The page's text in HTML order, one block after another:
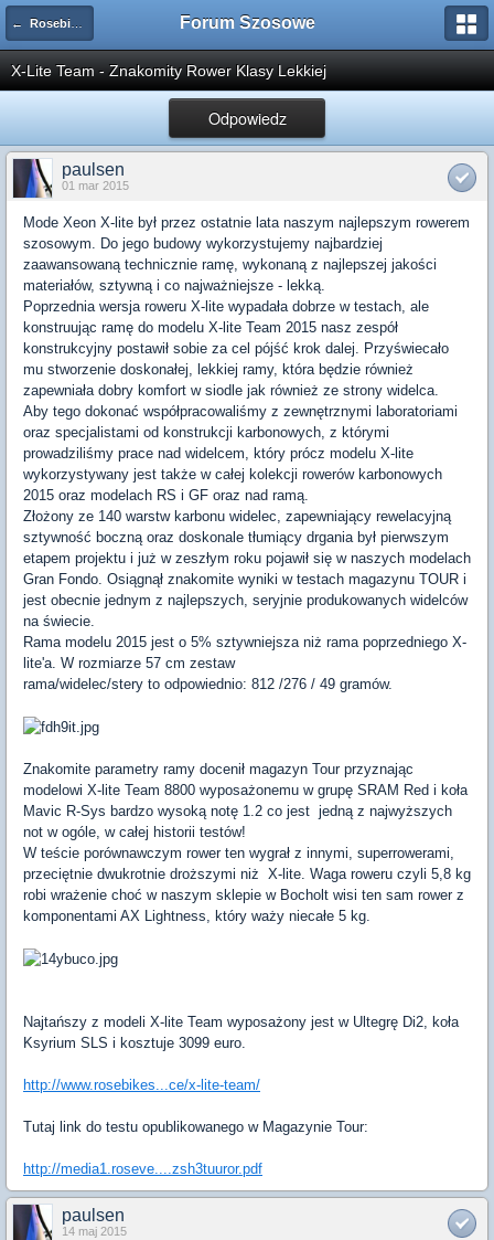
← Rosebikes.pl Forum Szosowe
X-Lite Team - Znakomity Rower Klasy Lekkiej
Odpowiedz
paulsen
01 mar 2015
Mode Xeon X-lite był przez ostatnie lata naszym najlepszym rowerem
szosowym. Do jego budowy wykorzystujemy najbardziej
zaawansowaną technicznie ramę, wykonaną z najlepszej jakości
materiałów, sztywną i co najważniejsze - lekką.
Poprzednia wersja roweru X-lite wypadała dobrze w testach, ale
konstruując ramę do modelu X-lite Team 2015 nasz zespół
konstrukcyjny postawił sobie za cel pójść krok dalej. Przyświecało
mu stworzenie doskonałej, lekkiej ramy, która będzie również
zapewniała dobry komfort w siodle jak również ze strony widelca.
Aby tego dokonać współpracowaliśmy z zewnętrznymi laboratoriami
oraz specjalistami od konstrukcji karbonowych, z którymi
prowadziliśmy prace nad widelcem, który prócz modelu X-lite
wykorzystywany jest także w całej kolekcji rowerów karbonowych
2015 oraz modelach RS i GF oraz nad ramą.
Złożony ze 140 warstw karbonu widelec, zapewniający rewelacyjną
sztywność boczną oraz doskonale tłumiący drgania był pierwszym
etapem projektu i już w zeszłym roku pojawił się w naszych modelach
Gran Fondo. Osiągnął znakomite wyniki w testach magazynu TOUR i
jest obecnie jednym z najlepszych, seryjnie produkowanych widelców
na świecie.
Rama modelu 2015 jest o 5% sztywniejsza niż rama poprzedniego X-
lite'a. W rozmiarze 57 cm zestaw
rama/widelec/stery to odpowiednio: 812 /276 / 49 gramów.
Znakomite parametry ramy docenił magazyn Tour przyznając
modelowi X-lite Team 8800 wyposażonemu w grupę SRAM Red i koła
Mavic R-Sys bardzo wysoką notę 1.2 co jest jedną z najwyższych
not w ogóle, w całej historii testów!
W teście porównawczym rower ten wygrał z innymi, superrowerami,
przeciętnie dwukrotnie droższymi niż X-lite. Waga roweru czyli 5,8 kg
robi wrażenie choć w naszym sklepie w Bocholt wisi ten sam rower z
komponentami AX Lightness, który waży niecałe 5 kg.
Najtańszy z modeli X-lite Team wyposażony jest w Ultegrę Di2, koła
Ksyrium SLS i kosztuje 3099 euro.
http://www.rosebikes...ce/x-lite-team/
Tutaj link do testu opublikowanego w Magazynie Tour:
http://media1.roseve....zsh3tuuror.pdf
paulsen
14 maj 2015